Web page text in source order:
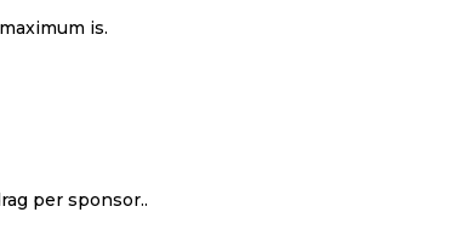
is.
per sponsor..